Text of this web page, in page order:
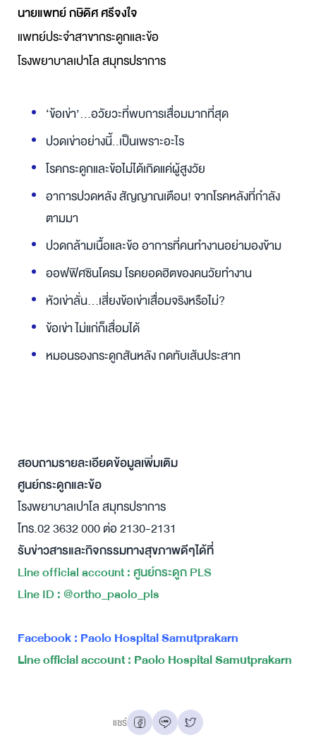
นายแพทย์ กษิดิศ ศรีจงใจ
แพทย์ประจำสาขากระดูกและข้อ
โรงพยาบาลเปาโล สมุทรปราการ
‘ข้อเข่า’…อวัยวะที่พบการเสื่อมมากที่สุด
ปวดเข่าอย่างนี้..เป็นเพราะอะไร
โรคกระดูกและข้อไม่ได้เกิดแค่ผู้สูงวัย
อาการปวดหลัง สัญญาณเตือน! จากโรคหลังที่กำลัง
ตามมา
ปวดกล้ามเนื้อและข้อ อาการที่คนทำงานอย่ามองข้าม
ออฟฟิศซินโดรม โรคยอดฮิตของคนวัยทำงาน
หัวเข่าลั่น...เสี่ยงข้อเข่าเสื่อมจริงหรือไม่?
ข้อเข่า ไม่แก่ก็เสื่อมได้
หมอนรองกระดูกสันหลัง กดทับเส้นประสาท
สอบถามรายละเอียดข้อมูลเพิ่มเติม
ศูนย์กระดูกและข้อ
โรงพยาบาลเปาโล สมุทรปราการ
โทร.02 3632 000 ต่อ 2130-2131
รับข่าวสารและกิจกรรมทางสุขภาพดีๆได้ที่
Line official account : ศูนย์กระดูก PLS
Line ID : @ortho_paolo_pls
Facebook : Paolo Hospital Samutprakarn
Line official account : Paolo Hospital Samutprakarn
แชร์